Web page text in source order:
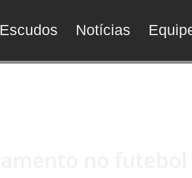
Escudos Notícias